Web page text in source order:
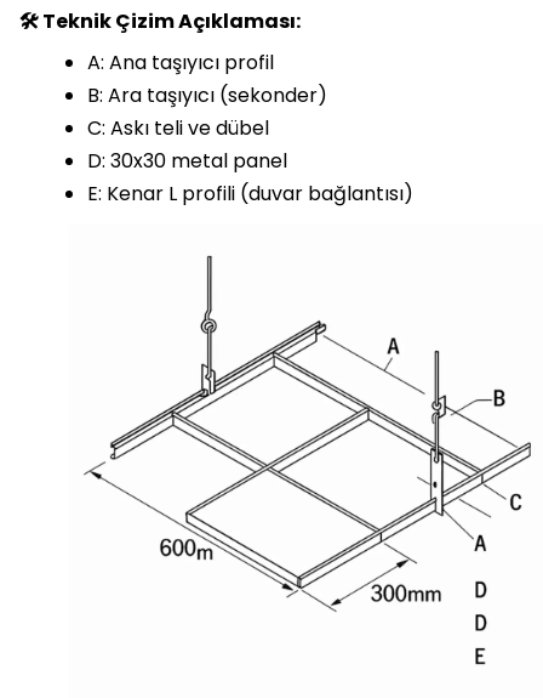
🛠️ Teknik Çizim Açıklaması:
A: Ana taşıyıcı profil
B: Ara taşıyıcı (sekonder)
C: Askı teli ve dübel
D: 30x30 metal panel
E: Kenar L profili (duvar bağlantısı)